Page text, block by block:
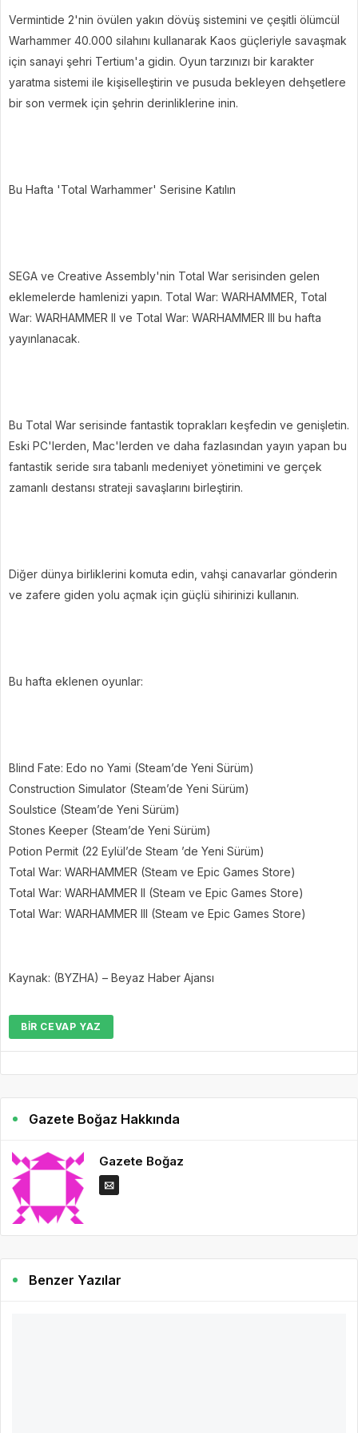
Vermintide 2'nin övülen yakın dövüş sistemini ve çeşitli ölümcül
Warhammer 40.000 silahını kullanarak Kaos güçleriyle savaşmak
için sanayi şehri Tertium'a gidin. Oyun tarzınızı bir karakter
yaratma sistemi ile kişiselleştirin ve pusuda bekleyen dehşetlere
bir son vermek için şehrin derinliklerine inin.
Bu Hafta 'Total Warhammer' Serisine Katılın
SEGA ve Creative Assembly'nin Total War serisinden gelen
eklemelerde hamlenizi yapın. Total War: WARHAMMER, Total
War: WARHAMMER II ve Total War: WARHAMMER III bu hafta
yayınlanacak.
Bu Total War serisinde fantastik toprakları keşfedin ve genişletin.
Eski PC'lerden, Mac'lerden ve daha fazlasından yayın yapan bu
fantastik seride sıra tabanlı medeniyet yönetimini ve gerçek
zamanlı destansı strateji savaşlarını birleştirin.
Diğer dünya birliklerini komuta edin, vahşi canavarlar gönderin
ve zafere giden yolu açmak için güçlü sihirinizi kullanın.
Bu hafta eklenen oyunlar:
Blind Fate: Edo no Yami (Steam’de Yeni Sürüm)
Construction Simulator (Steam’de Yeni Sürüm)
Soulstice (Steam’de Yeni Sürüm)
Stones Keeper (Steam’de Yeni Sürüm)
Potion Permit (22 Eylül’de Steam ’de Yeni Sürüm)
Total War: WARHAMMER (Steam ve Epic Games Store)
Total War: WARHAMMER II (Steam ve Epic Games Store)
Total War: WARHAMMER III (Steam ve Epic Games Store)
Kaynak: (BYZHA) – Beyaz Haber Ajansı
BIR CEVAP YAZ
Gazete Boğaz Hakkında
Gazete Boğaz
Benzer Yazılar